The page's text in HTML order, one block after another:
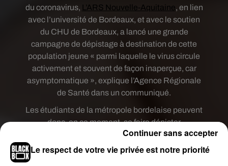
du coronavirus, L’ARS Nouvelle-Aquitaine, en lien
avec l’université de Bordeaux, et avec le soutien
du CHU de Bordeaux, a lancé une grande
campagne de dépistage à destination de cette
population jeune « parmi laquelle le virus circule
activement et souvent de façon inaperçue, car
asymptomatique », explique l’Agence Régionale
de Santé dans un communiqué.
Les étudiants de la métropole bordelaise peuvent
donc, en ce moment, se faire dépister
gratuitement, dans un laboratoire près de chez
eux ou sur les opérations de dépistage gratuit
(Arkéa Arena et placette de Munich). Il leur suffit
Le respect de votre vie privée est notre priorité
Continuer sans accepter